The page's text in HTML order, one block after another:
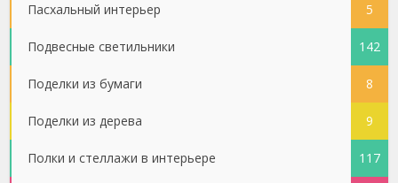
Пасхальный интерьер 5
Подвесные светильники 142
Поделки из бумаги 8
Поделки из дерева 9
Полки и стеллажи в интерьере 117